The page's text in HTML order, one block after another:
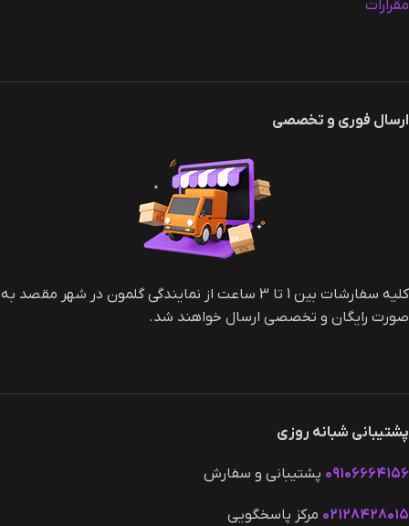
مقرارات
ارسال فوری و تخصصی
کلیه سفارشات بین 1 تا 3 ساعت از نمایندگی گلمون در شهر مقصد به
صورت رایگان و تخصصی ارسال خواهند شد.
پشتیبانی شبانه روزی
۰۹۱۰۶۶۶۴۱۵۶ پشتیبانی و سفارش
۰۲۱۲۸۴۲۸۰۱۵ مرکز پاسخگویی